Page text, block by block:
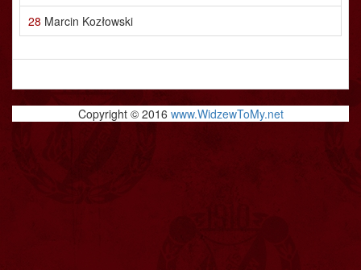
28 Marcin Kozłowski
Copyright © 2016 www.WidzewToMy.net